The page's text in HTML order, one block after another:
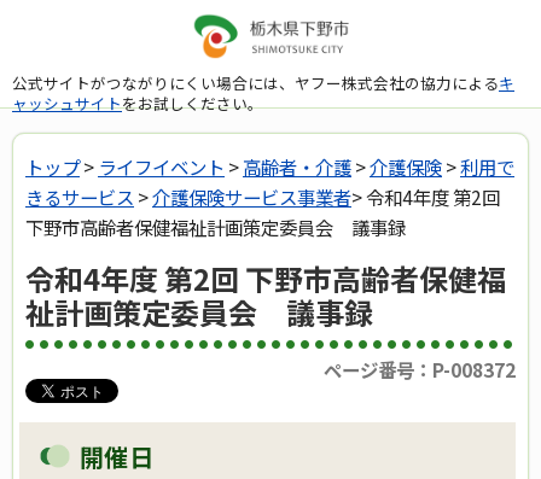
公式サイトがつながりにくい場合には、ヤフー株式会社の協力によるキ
ャッシュサイトをお試しください。
トップ> ライフイベント >高齢者・介護>介護保険>利用で
きるサービス >介護保険サービス事業者> 令和4年度 第2回
下野市高齢者保健福祉計画策定委員会 議事録
令和4年度 第2回 下野市高齢者保健福
祉計画策定委員会 議事録
ページ番号：P-008372
開催日